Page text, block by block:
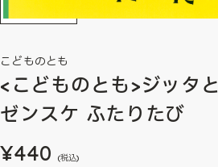
こどものとも
<こどものとも>ジッタと
ゼンスケ ふたりたび
¥440 (税込)